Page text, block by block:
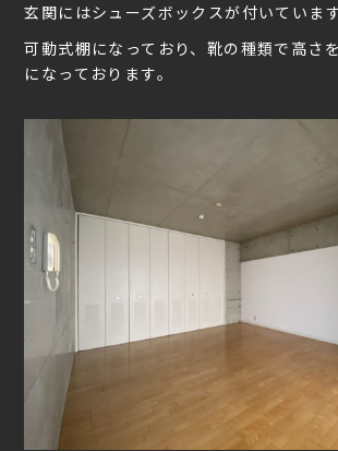
玄関にはシューズボックスが付いています
可動式棚になっており、靴の種類で高さ
になっております。